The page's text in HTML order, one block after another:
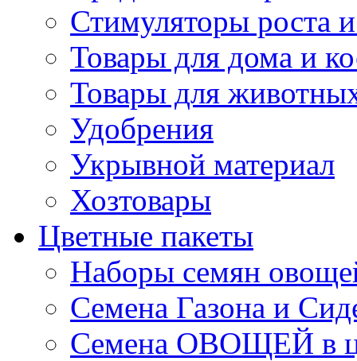
Стимуляторы роста и
Товары для дома и
Товары для
Удобрения
Укрывной материал
Хозтовары
Цветные пакеты
Наборы семян
Семена Газона и
Семена ОВОЩЕЙ в